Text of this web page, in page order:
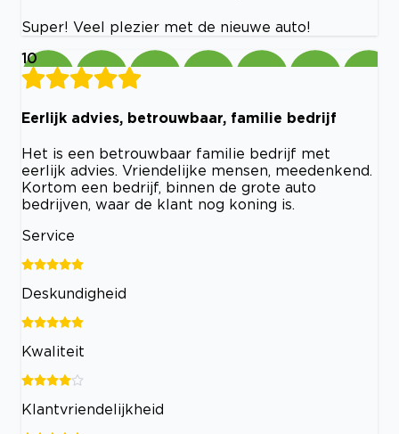
Super! Veel plezier met de nieuwe auto!
10
Eerlijk advies, betrouwbaar, familie bedrijf
Het is een betrouwbaar familie bedrijf met
eerlijk advies. Vriendelijke mensen, meedenkend.
Kortom een bedrijf, binnen de grote auto
bedrijven, waar de klant nog koning is.
Service
Deskundigheid
Kwaliteit
Klantvriendelijkheid